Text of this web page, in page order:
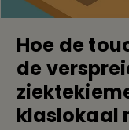
Hoe de
de
klaslokaal